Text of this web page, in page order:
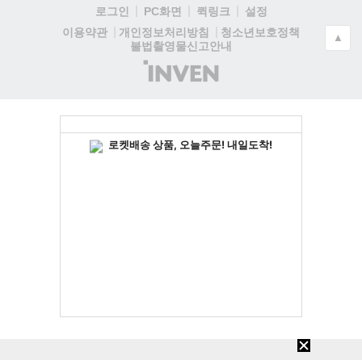
로그인 PC화면 퀵링크
설정
이용약관
개인정보처리방침
청소년보호정책
불법촬영물신고안내
(주)
인
▲